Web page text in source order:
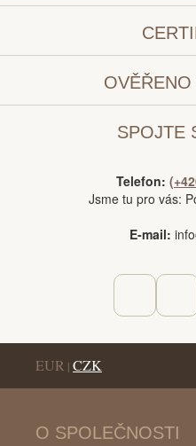
SPOJTE
Telefon:
Jsme tu pro vás:
E-mail:
EUR | CZK
O SPOLEČNOSTI